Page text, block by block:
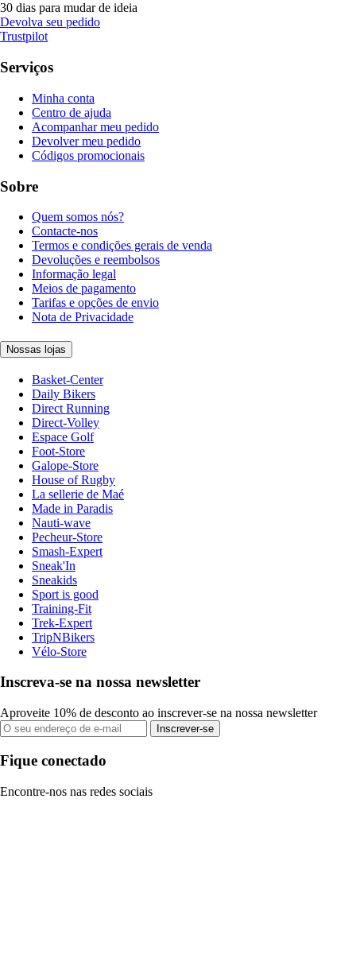
30 dias para mudar de ideia
Devolva seu pedido
Trustpilot
Serviços
Minha conta
Centro de ajuda
Acompanhar meu pedido
Devolver meu pedido
Códigos promocionais
Sobre
Quem somos nós?
Contacte-nos
Termos e condições gerais de venda
Devoluções e reembolsos
Informação legal
Meios de pagamento
Tarifas e opções de envio
Nota de Privacidade
Nossas lojas
Basket-Center
Daily Bikers
Direct Running
Direct-Volley
Espace Golf
Foot-Store
Galope-Store
House of Rugby
La sellerie de Maé
Made in Paradis
Nauti-wave
Pecheur-Store
Smash-Expert
Sneak'In
Sneakids
Sport is good
Training-Fit
Trek-Expert
TripNBikers
Vélo-Store
Inscreva-se na nossa newsletter
Aproveite 10% de desconto ao inscrever-se na nossa newsletter
Inscrever-se
Fique conectado
Encontre-nos nas redes sociais